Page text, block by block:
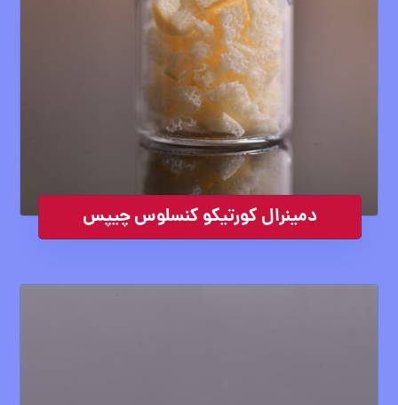
دمینرال کورتیکو کنسلوس چیپس